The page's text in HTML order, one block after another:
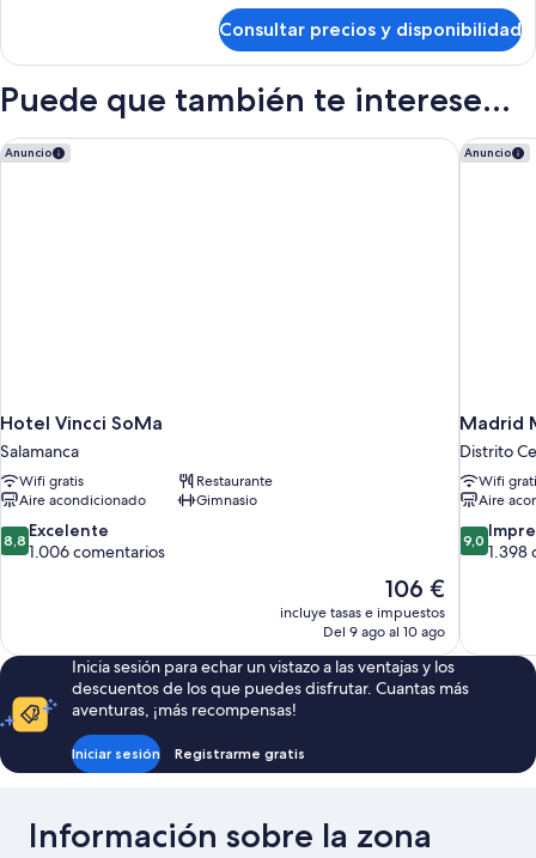
Consultar precios y disponibilidad
Puede que también te interese...
Anuncio
Hotel Vincci SoMa
Salamanca
Wifi gratis
Restaurante
Aire acondicionado
Gimnasio
8.8
sobre
8,8 Excelente
1.006 comentarios
El
precio
actual
de
106 €
106 €
incluye tasas e impuestos
Del 9 ago al 10 ago
Hotel Vincci SoMa Anuncio
Madrid
Distrito
Wifi
Aire
9.0
sobre
9,0
1.398
Madrid
Inicia sesión para echar un vistazo a las ventajas y los
descuentos de los que puedes disfrutar. Cuantas más
aventuras, ¡más recompensas!
Iniciar sesión Registrarme gratis
Información sobre la zona